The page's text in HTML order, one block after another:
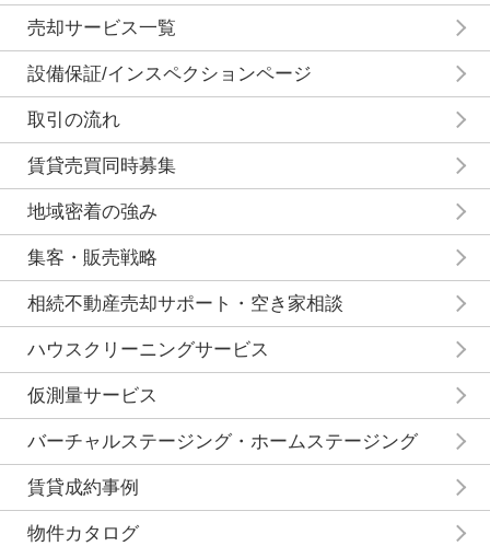
売却サービス一覧
設備保証/インスペクションページ
取引の流れ
賃貸売買同時募集
地域密着の強み
集客・販売戦略
相続不動産売却サポート・空き家相談
ハウスクリーニングサービス
仮測量サービス
バーチャルステージング・ホームステージング
賃貸成約事例
物件カタログ